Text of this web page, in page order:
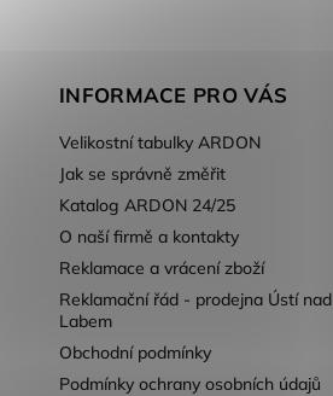
INFORMACE PRO VÁS
Velikostní tabulky ARDON
Jak se správně změřit
Katalog ARDON 24/25
O naší firmě a kontakty
Reklamace a vrácení zboží
Reklamační řád - prodejna Ústí nad
Labem
Obchodní podmínky
Podmínky ochrany osobních údajů